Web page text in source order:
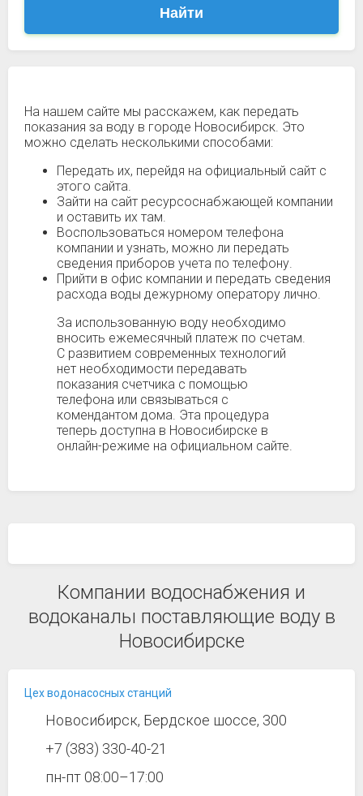
Найти
На нашем сайте мы расскажем, как передать
показания за воду в городе Новосибирск. Это
можно сделать несколькими способами:
Передать их, перейдя на официальный сайт с
этого сайта.
Зайти на сайт ресурсоснабжающей компании
и оставить их там.
Воспользоваться номером телефона
компании и узнать, можно ли передать
сведения приборов учета по телефону.
Прийти в офис компании и передать сведения
расхода воды дежурному оператору лично.
За использованную воду необходимо
вносить ежемесячный платеж по счетам.
С развитием современных технологий
нет необходимости передавать
показания счетчика с помощью
телефона или связываться с
комендантом дома. Эта процедура
теперь доступна в Новосибирске в
онлайн-режиме на официальном сайте.
Компании водоснабжения и
водоканалы поставляющие воду в
Новосибирске
Цех водонасосных станций
Новосибирск, Бердское шоссе, 300
+7 (383) 330-40-21
пн-пт 08:00–17:00